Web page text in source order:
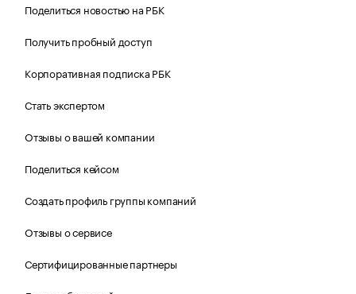
Поделиться новостью на РБК
Получить пробный доступ
Корпоративная подписка РБК
Стать экспертом
Отзывы о вашей компании
Поделиться кейсом
Создать профиль группы компаний
Отзывы о сервисе
Сертифицированные партнеры